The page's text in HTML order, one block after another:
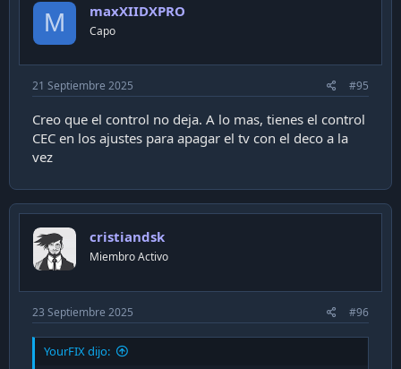
M maxXIIDXPRO
Capo
21 Septiembre 2025 #95
Creo que el control no deja. A lo mas, tienes el control
CEC en los ajustes para apagar el tv con el deco a la
vez
cristiandsk
Miembro Activo
23 Septiembre 2025 #96
YourFIX dijo: